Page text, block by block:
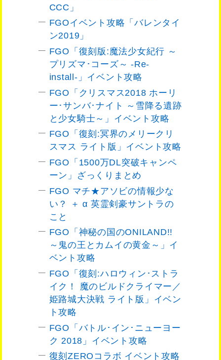
CCC」
FGOイベント攻略「バレンタイ
ン2019」
FGO「復刻版:魔法少女紀行 ～
プリズマ･コーズ～ -Re-
install-」イベント攻略
FGO「クリスマス2018 ホーリ
ー･サンバ･ナイト ～雪降る遺跡
と少女騎士～」イベント攻略
FGO「復刻:冥界のメリークリ
スマス ライト版」イベント攻略
FGO「1500万DL突破キャンペ
ーン」ざっくりまとめ
FGO マチ★アソビの情報少な
い？ ＋ α 英霊剣豪サントラの
こと
FGO「神秘の国のONILAND!!
～鬼の王とカムイの黄金～」イ
ベント攻略
FGO「復刻:ハロウィン･ストラ
イク！ 魔のビルドクライマー／
姫路城大決戦 ライト版」イベン
ト攻略
FGO「バトル･イン･ニューヨー
ク 2018」イベント攻略
復刻ZEROコラボ イベント攻略